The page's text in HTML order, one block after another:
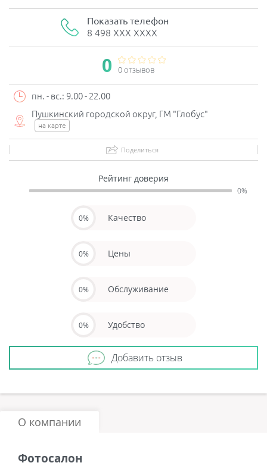
Показать телефон
8 498 XXX XXXX
0 0 отзывов
пн. - вс.: 9.00 - 22.00
Пушкинский городской округ, ГМ "Глобус"
на карте
Поделиться
Рейтинг доверия
0%
0% Качество
0% Цены
0% Обслуживание
0% Удобство
Добавить отзыв
О компании
Фотосалон